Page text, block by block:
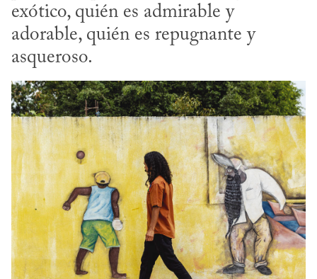
exótico, quién es admirable y
adorable, quién es repugnante y
asqueroso.